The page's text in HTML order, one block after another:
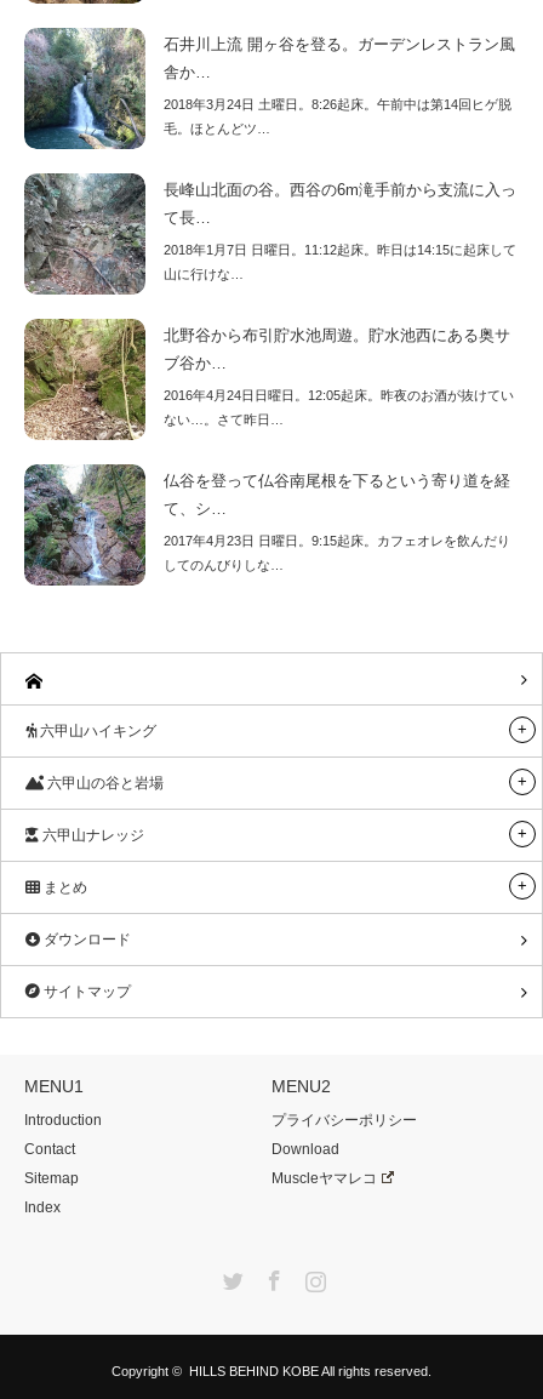
石井川上流 開ヶ谷を登る。ガーデンレストラン風
舎か…
2018年3月24日 土曜日。8:26起床。午前中は第14回ヒゲ脱
毛。ほとんどツ…
長峰山北面の谷。西谷の6m滝手前から支流に入っ
て長…
2018年1月7日 日曜日。11:12起床。昨日は14:15に起床して
山に行けな…
北野谷から布引貯水池周遊。貯水池西にある奥サ
ブ谷か…
2016年4月24日日曜日。12:05起床。昨夜のお酒が抜けてい
ない…。さて昨日…
仏谷を登って仏谷南尾根を下るという寄り道を経
て、シ…
2017年4月23日 日曜日。9:15起床。カフェオレを飲んだり
してのんびりしな…
六甲山ハイキング
六甲山の谷と岩場
六甲山ナレッジ
まとめ
ダウンロード
サイトマップ
MENU1
Introduction
Contact
Sitemap
Index
MENU2
プライバシーポリシー
Download
Muscleヤマレコ
Copyright © HILLS BEHIND KOBEAll rights reserved.